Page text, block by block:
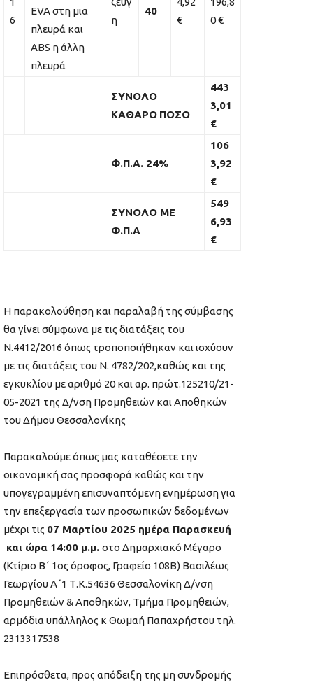
6
EVA στη μια
πλευρά και
ABS η άλλη
πλευρά
η
40
€
0 €
ΣΥΝΟΛΟ
ΚΑΘΑΡΟ ΠΟΣΟ
443
3,01
€
Φ.Π.Α. 24%
106
3,92
€
ΣΥΝΟΛΟ ΜΕ
Φ.Π.Α
549
6,93
€
Η παρακολούθηση και παραλαβή της σύμβασης
θα γίνει σύμφωνα με τις διατάξεις του
Ν.4412/2016 όπως τροποποιήθηκαν και ισχύουν
με τις διατάξεις του Ν. 4782/202,καθώς και της
εγκυκλίου με αριθμό 20 και αρ. πρώτ.125210/21-
05-2021 της Δ/νση Προμηθειών και Αποθηκών
του Δήμου Θεσσαλονίκης
Παρακαλούμε όπως μας καταθέσετε την
οικονομική σας προσφορά καθώς και την
υπογεγραμμένη επισυναπτόμενη ενημέρωση για
την επεξεργασία των προσωπικών δεδομένων
μέχρι τις 07 Μαρτίου 2025 ημέρα Παρασκευή
και ώρα 14:00 μ.μ. στο Δημαρχιακό Μέγαρο
(Κτίριο Β΄ 1ος όροφος, Γραφείο 108Β) Βασιλέως
Γεωργίου Α΄1 Τ.Κ.54636 Θεσσαλονίκη Δ/νση
Προμηθειών & Αποθηκών, Τμήμα Προμηθειών,
αρμόδια υπάλληλος κ Θωμαή Παπαχρήστου τηλ.
2313317538
Επιπρόσθετα, προς απόδειξη της μη συνδρομής